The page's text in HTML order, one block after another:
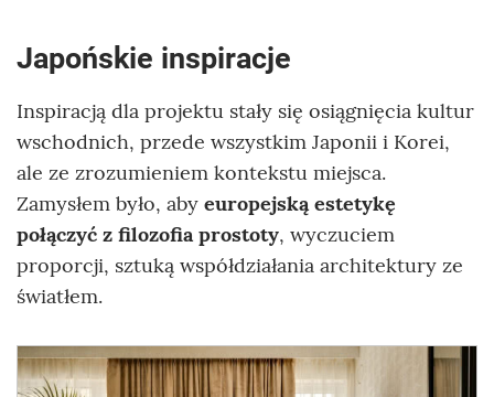
Japońskie inspiracje
Inspiracją dla projektu stały się osiągnięcia kultur
wschodnich, przede wszystkim Japonii i Korei,
ale ze zrozumieniem kontekstu miejsca.
Zamysłem było, aby europejską estetykę
połączyć z filozofia prostoty, wyczuciem
proporcji, sztuką współdziałania architektury ze
światłem.